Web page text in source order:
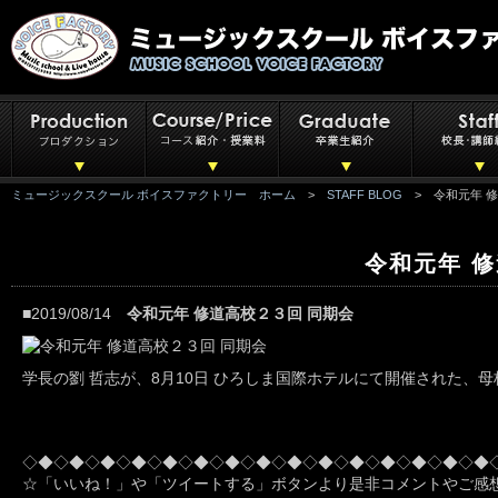
ミュージックスクール ボイスファクトリー ホーム > STAFF BLOG > 令和元年 修
令和元年
■2019/08/14 令和元年 修道高校２３回 同期会
学長の劉 哲志が、8月10日 ひろしま国際ホテルにて開催された、
☆「いいね！」や「ツイートする」ボタンより是非コメントやご